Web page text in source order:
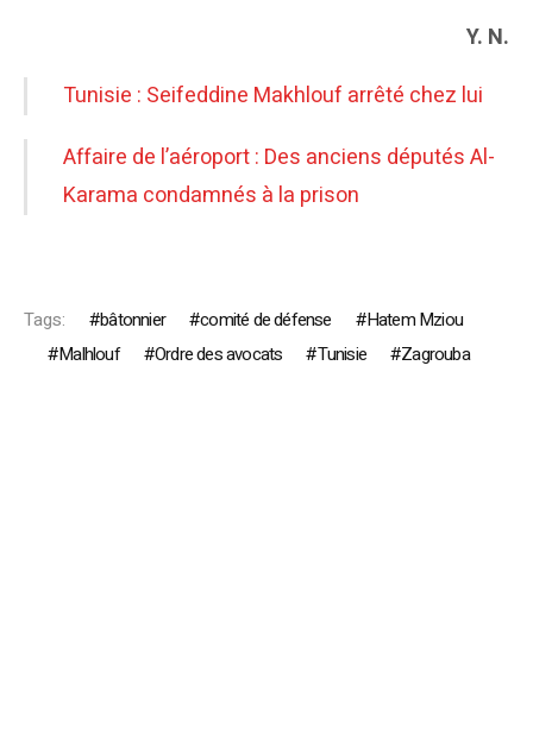
Y. N.
Tunisie : Seifeddine Makhlouf arrêté chez lui
Affaire de l’aéroport : Des anciens députés Al-
Karama condamnés à la prison
Tags: bâtonnier comité de défense
Hatem Mziou
Malhlouf
Ordre des avocats Tunisie Zagrouba